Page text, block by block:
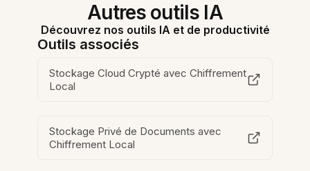
Autres outils IA
Découvrez nos outils IA et de productivité
Outils associés
Stockage Cloud Crypté avec Chiffrement
Local
Stockage Privé de Documents avec
Chiffrement Local